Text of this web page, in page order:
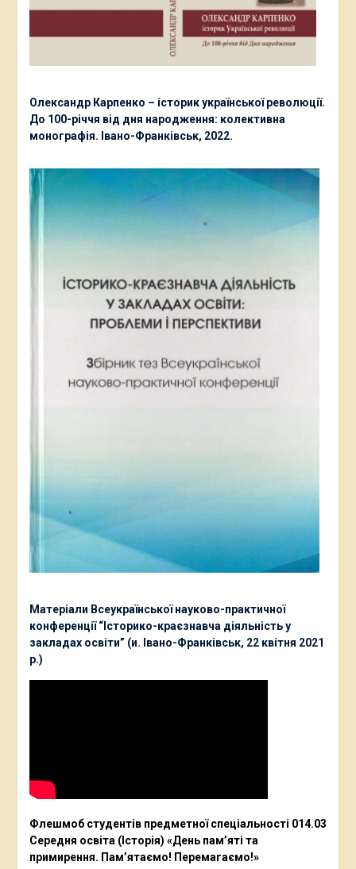
Олександр Карпенко – історик української революції.
До 100-річчя від дня народження: колективна
монографія. Івано-Франківськ, 2022.
Матеріали Всеукраїнської науково-практичної
конференції “Історико-краєзнавча діяльність у
закладах освіти” (и. Івано-Франківськ, 22 квітня 2021
р.)
Флешмоб студентів предметної спеціальності 014.03
Середня освіта (Історія) «День пам’яті та
примирення. Пам’ятаємо! Перемагаємо!»